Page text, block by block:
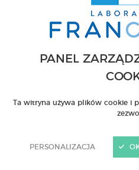
PANEL
Ta witryna używa plików cookie i
PERSONALIZACJA